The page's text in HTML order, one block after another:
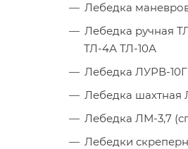
Лебедка
Лебедка ручная
ТЛ-4А ТЛ-10А
Лебедка ЛУРВ-10Г
Лебедка шахтная
Лебедка ЛМ-3,7
Лебедки